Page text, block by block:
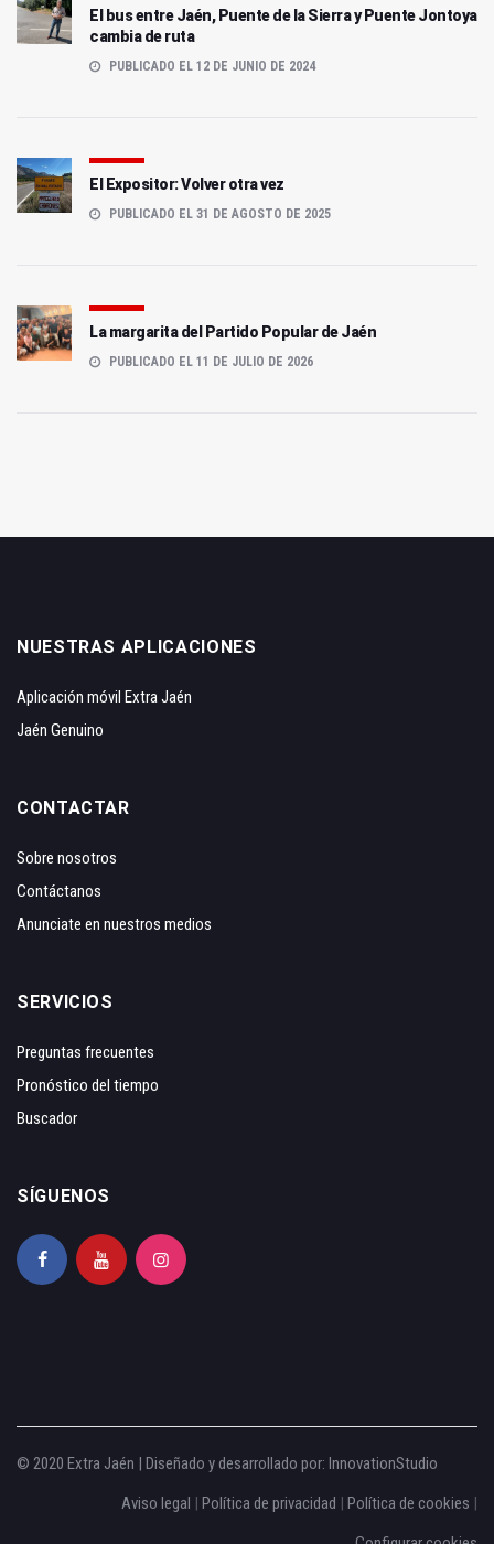
El bus entre Jaén, Puente de la Sierra y Puente Jontoya
cambia de ruta
PUBLICADO EL 12 DE JUNIO DE 2024
El Expositor: Volver otra vez
PUBLICADO EL 31 DE AGOSTO DE 2025
La margarita del Partido Popular de Jaén
PUBLICADO EL 11 DE JULIO DE 2026
NUESTRAS APLICACIONES
Aplicación móvil Extra Jaén
Jaén Genuino
CONTACTAR
Sobre nosotros
Contáctanos
Anunciate en nuestros medios
SERVICIOS
Preguntas frecuentes
Pronóstico del tiempo
Buscador
SÍGUENOS
© 2020 Extra Jaén | Diseñado y desarrollado por: InnovationStudio
Aviso legal | Política de privacidad | Política de cookies |